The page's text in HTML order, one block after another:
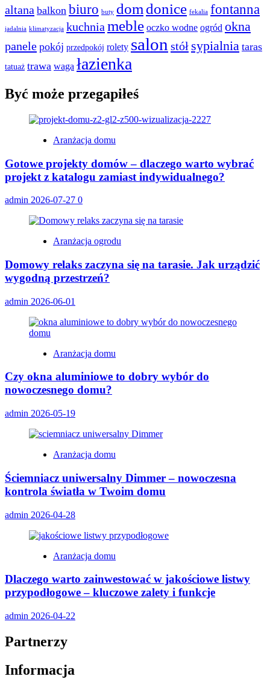
altana balkon biuro buty dom donice fekalia fontanna
jadalnia klimatyzacja kuchnia meble oczko wodne ogród okna
panele pokój przedpokój rolety salon stół sypialnia taras
tatuaż trawa waga łazienka
Być może przegapiłeś
Aranżacja domu
Gotowe projekty domów – dlaczego warto wybrać
projekt z katalogu zamiast indywidualnego?
admin 2026-07-27 0
Aranżacja ogrodu
Domowy relaks zaczyna się na tarasie. Jak urządzić
wygodną przestrzeń?
admin 2026-06-01
Aranżacja domu
Czy okna aluminiowe to dobry wybór do
nowoczesnego domu?
admin 2026-05-19
Aranżacja domu
Ściemniacz uniwersalny Dimmer – nowoczesna
kontrola światła w Twoim domu
admin 2026-04-28
Aranżacja domu
Dlaczego warto zainwestować w jakościowe listwy
przypodłogowe – kluczowe zalety i funkcje
admin 2026-04-22
Partnerzy
Informacja